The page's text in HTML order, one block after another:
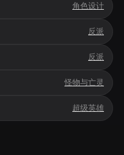
角色设计
反派
反派
怪物与亡灵
超级英雄